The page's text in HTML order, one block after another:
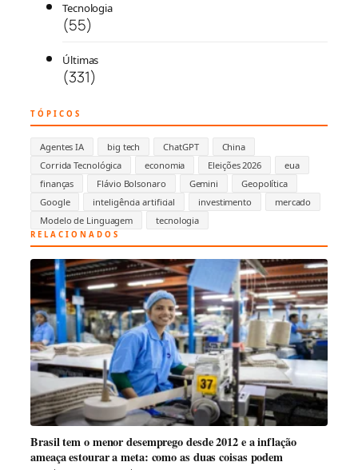
Tecnologia
(55)
Últimas
(331)
TÓPICOS
Agentes IA big tech ChatGPT
China
Corrida Tecnológica
economia Eleições 2026
eua
finanças
Flávio Bolsonaro Gemini
Geopolítica
Google
inteligência artificial investimento
mercado
Modelo de Linguagem
tecnologia
RELACIONADOS
Brasil tem o menor desemprego desde 2012 e a inflação
ameaça estourar a meta: como as duas coisas podem